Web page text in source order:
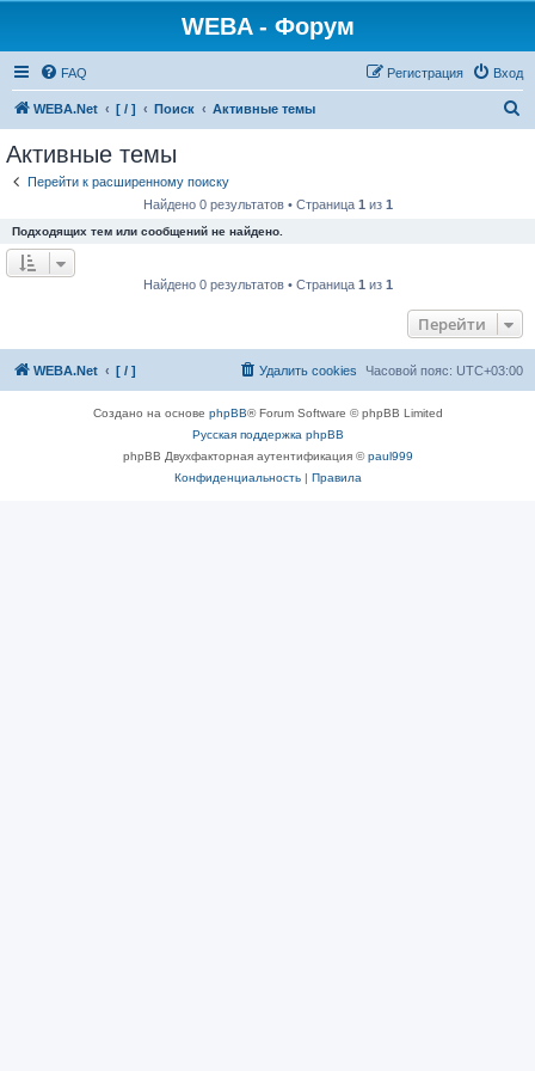
WEBA - Форум
FAQ Вход
Регистрация
WEBA.Net [ / ] Поиск Активные темы
Активные темы
Перейти к расширенному поиску
Найдено 0 результатов • Страница 1 из 1
Подходящих тем или сообщений не найдено.
Найдено 0 результатов • Страница 1 из 1
Перейти
WEBA.Net [ / ] Часовой пояс: UTC+03:00
Удалить cookies
Создано на основе phpBB® Forum Software © phpBB Limited
Русская поддержка phpBB
phpBB Двухфакторная аутентификация ©paul999
Конфиденциальность| Правила